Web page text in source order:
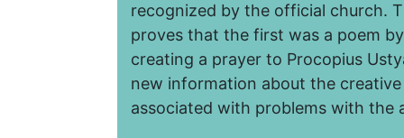
recognized by the official church.
proves that the first was a poem
creating a prayer to Procopius
new information about the
associated with problems with the